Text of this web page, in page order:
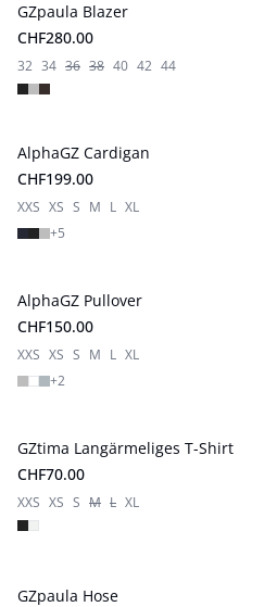
Neuheiten
GZpaula Blazer
CHF280.00
32 34 36 38 40 42 44
Neuheiten
AlphaGZ Cardigan
CHF199.00
XXS XS S M L XL
+5
AlphaGZ Pullover
CHF150.00
XXS XS S M L XL
+2
Neuheiten
GZtima Langärmeliges T-Shirt
CHF70.00
XXS XS S M L XL
Neuheiten
GZpaula Hose